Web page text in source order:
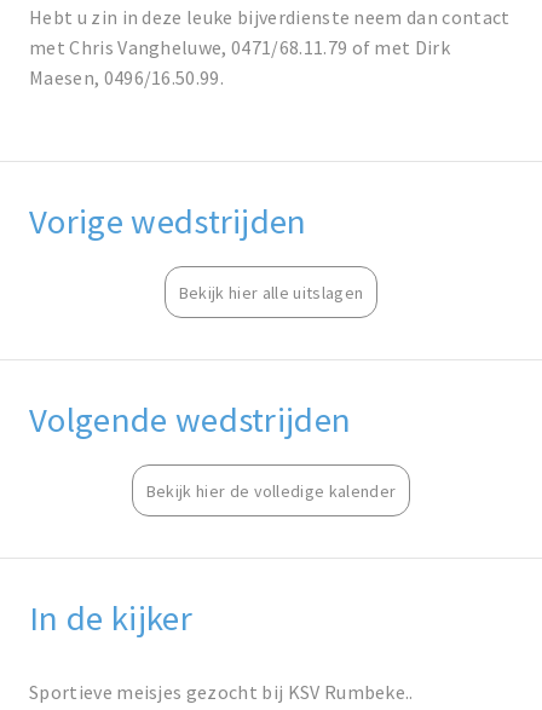
Hebt u zin in deze leuke bijverdienste neem dan contact
met Chris Vangheluwe, 0471/68.11.79 of met Dirk
Maesen, 0496/16.50.99.
Vorige wedstrijden
Bekijk hier alle uitslagen
Volgende wedstrijden
Bekijk hier de volledige kalender
In de kijker
Sportieve meisjes gezocht bij KSV Rumbeke..